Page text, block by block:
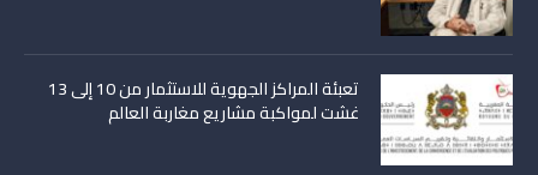
تعبئة المراكز الجهوية للاستثمار من 10 إلى 13
غشت لمواكبة مشاريع مغاربة العالم